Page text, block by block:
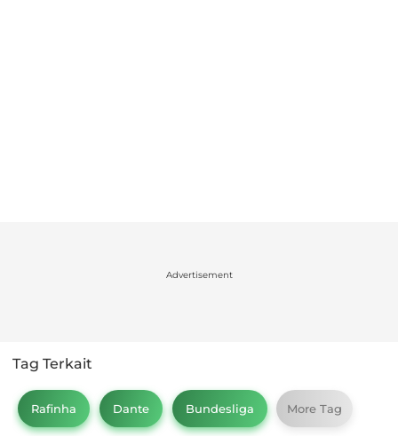
Advertisement
Tag Terkait
Rafinha Dante Bundesliga More Tag